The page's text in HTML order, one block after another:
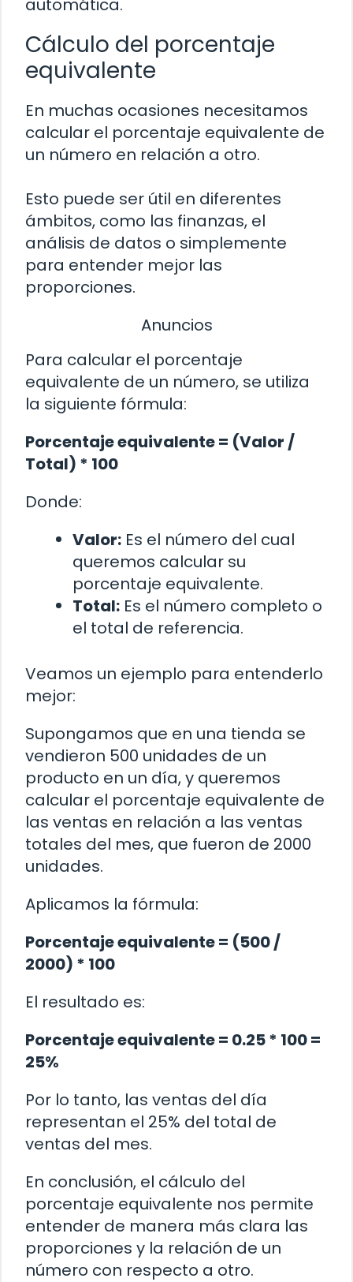
automática.
Cálculo del porcentaje
equivalente
En muchas ocasiones necesitamos
calcular el porcentaje equivalente de
un número en relación a otro.
Esto puede ser útil en diferentes
ámbitos, como las finanzas, el
análisis de datos o simplemente
para entender mejor las
proporciones.
Anuncios
Para calcular el porcentaje
equivalente de un número, se utiliza
la siguiente fórmula:
Porcentaje equivalente = (Valor /
Total) * 100
Donde:
Valor: Es el número del cual
queremos calcular su
porcentaje equivalente.
Total: Es el número completo o
el total de referencia.
Veamos un ejemplo para entenderlo
mejor:
Supongamos que en una tienda se
vendieron 500 unidades de un
producto en un día, y queremos
calcular el porcentaje equivalente de
las ventas en relación a las ventas
totales del mes, que fueron de 2000
unidades.
Aplicamos la fórmula:
Porcentaje equivalente = (500 /
2000) * 100
El resultado es:
Porcentaje equivalente = 0.25 * 100 =
25%
Por lo tanto, las ventas del día
representan el 25% del total de
ventas del mes.
En conclusión, el cálculo del
porcentaje equivalente nos permite
entender de manera más clara las
proporciones y la relación de un
número con respecto a otro.